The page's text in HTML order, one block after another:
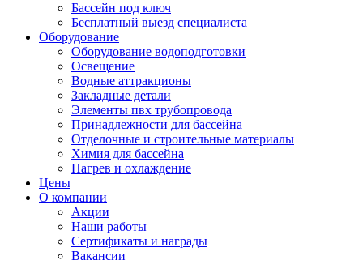
Бассейн под ключ
Бесплатный выезд специалиста
Оборудование
Оборудование водоподготовки
Освещение
Водные аттракционы
Закладные детали
Элементы пвх трубопровода
Принадлежности для бассейна
Отделочные и строительные материалы
Химия для бассейна
Нагрев и охлаждение
Цены
О компании
Акции
Наши работы
Сертификаты и награды
Вакансии